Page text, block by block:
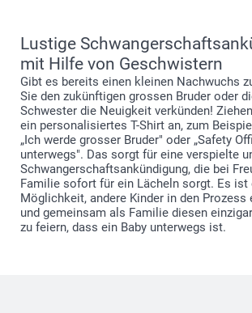
Lustige
mit Hilfe von Geschwistern
Gibt es bereits einen kleinen Nachwuchs
Sie den zukünftigen grossen Bruder oder
Schwester die Neuigkeit verkünden!
ein personalisiertes T-Shirt an, zum
„Ich werde grosser Bruder" oder „Safety
unterwegs". Das sorgt für eine verspielte
Schwangerschaftsankündigung, die bei
Familie sofort für ein Lächeln sorgt. Es ist
Möglichkeit, andere Kinder in den Prozess
und gemeinsam als Familie diesen
zu feiern, dass ein Baby unterwegs ist.